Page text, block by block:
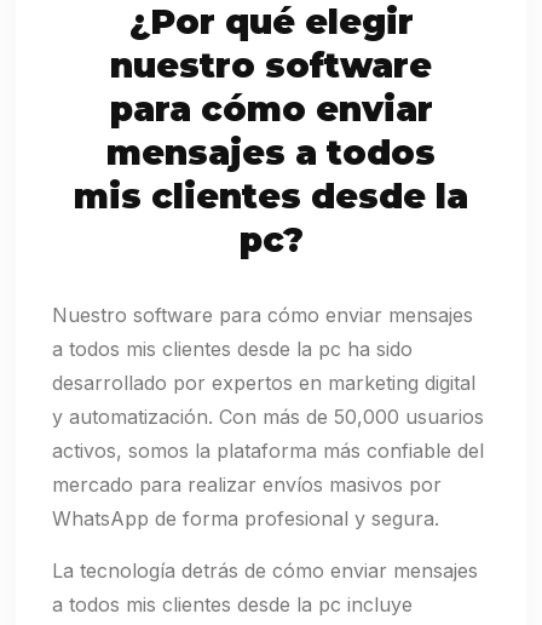
¿Por qué elegir
nuestro software
para cómo enviar
mensajes a todos
mis clientes desde la
pc?
Nuestro software para cómo enviar mensajes
a todos mis clientes desde la pc ha sido
desarrollado por expertos en marketing digital
y automatización. Con más de 50,000 usuarios
activos, somos la plataforma más confiable del
mercado para realizar envíos masivos por
WhatsApp de forma profesional y segura.
La tecnología detrás de cómo enviar mensajes
a todos mis clientes desde la pc incluye